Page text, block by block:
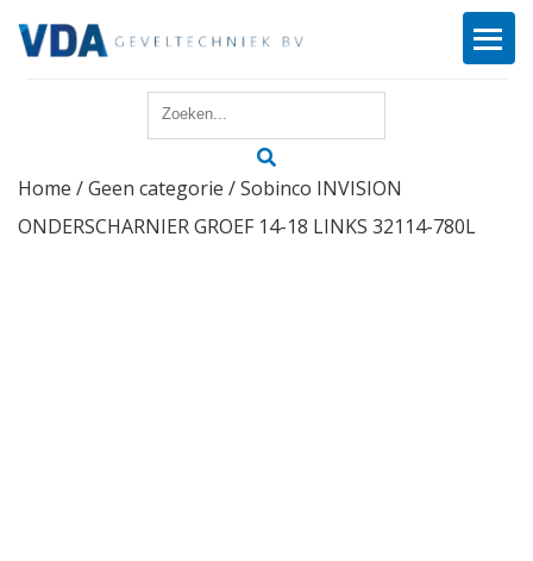
Reparatie
Home /Geen categorie / Sobinco INVISION
ONDERSCHARNIER GROEF 14-18 LINKS 32114-780L